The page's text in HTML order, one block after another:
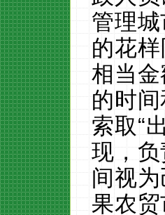
管理
的花
相当
的时
索取“
现，
间视
果农